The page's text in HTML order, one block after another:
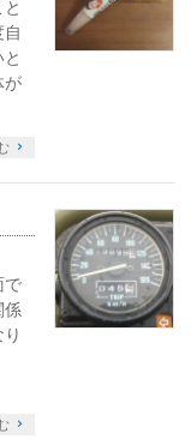
が
で
係